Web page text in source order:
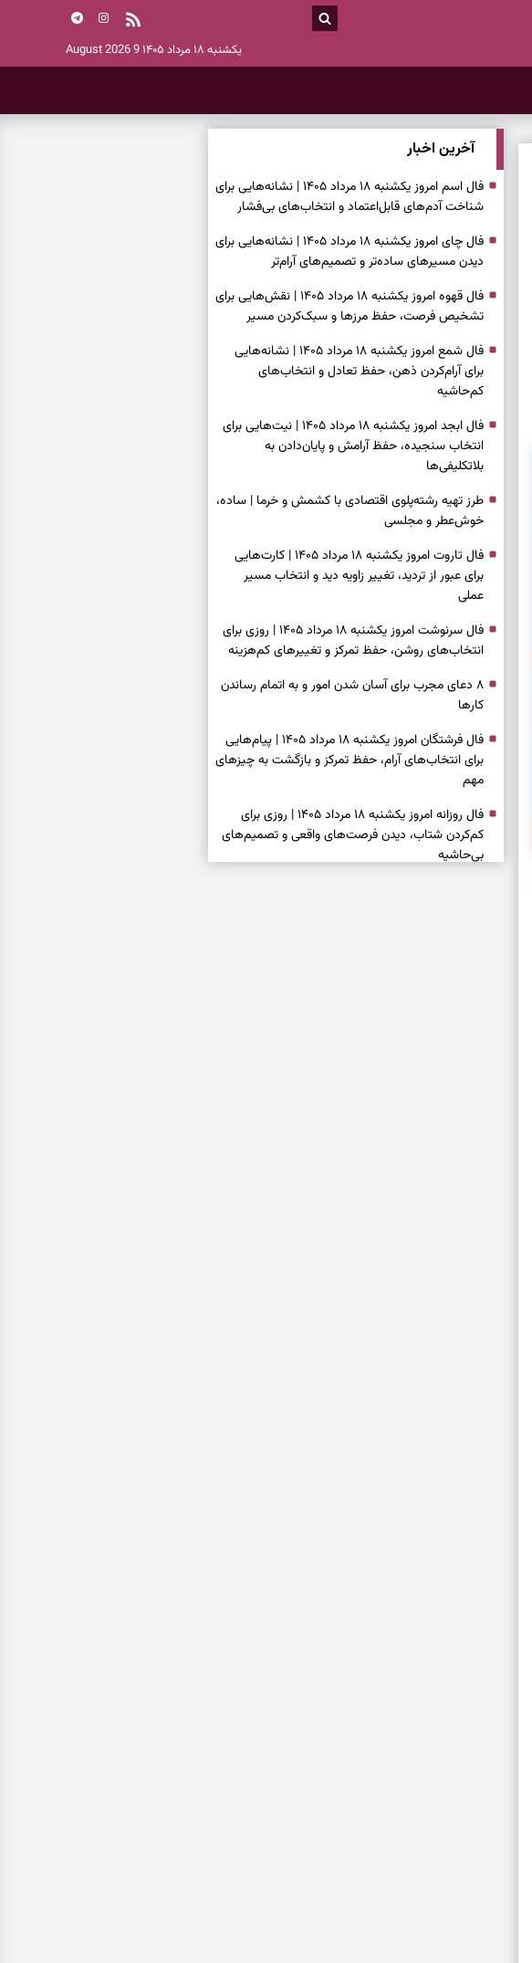
یکشنبه ۱۸ مرداد ۱۴۰۵ 9 August 2026
آخرین اخبار
فال اسم امروز یکشنبه ۱۸ مرداد ۱۴۰۵ | نشانه‌هایی برای
شناخت آدم‌های قابل‌اعتماد و انتخاب‌های بی‌فشار
فال چای امروز یکشنبه ۱۸ مرداد ۱۴۰۵ | نشانه‌هایی برای
دیدن مسیرهای ساده‌تر و تصمیم‌های آرام‌تر
فال قهوه امروز یکشنبه ۱۸ مرداد ۱۴۰۵ | نقش‌هایی برای
تشخیص فرصت، حفظ مرزها و سبک‌کردن مسیر
فال شمع امروز یکشنبه ۱۸ مرداد ۱۴۰۵ | نشانه‌هایی
برای آرام‌کردن ذهن، حفظ تعادل و انتخاب‌های
کم‌حاشیه
فال ابجد امروز یکشنبه ۱۸ مرداد ۱۴۰۵ | نیت‌هایی برای
انتخاب سنجیده، حفظ آرامش و پایان‌دادن به
بلاتکلیفی‌ها
طرز تهیه رشته‌پلوی اقتصادی با کشمش و خرما | ساده،
خوش‌عطر و مجلسی
فال تاروت امروز یکشنبه ۱۸ مرداد ۱۴۰۵ | کارت‌هایی
برای عبور از تردید، تغییر زاویه دید و انتخاب مسیر
عملی
فال سرنوشت امروز یکشنبه ۱۸ مرداد ۱۴۰۵ | روزی برای
انتخاب‌های روشن، حفظ تمرکز و تغییرهای کم‌هزینه
۸ دعای مجرب برای آسان شدن امور و به اتمام رساندن
کار‌ها
فال فرشتگان امروز یکشنبه ۱۸ مرداد ۱۴۰۵ | پیام‌هایی
برای انتخاب‌های آرام، حفظ تمرکز و بازگشت به چیزهای
مهم
فال روزانه امروز یکشنبه ۱۸ مرداد ۱۴۰۵ | روزی برای
کم‌کردن شتاب، دیدن فرصت‌های واقعی و تصمیم‌های
بی‌حاشیه